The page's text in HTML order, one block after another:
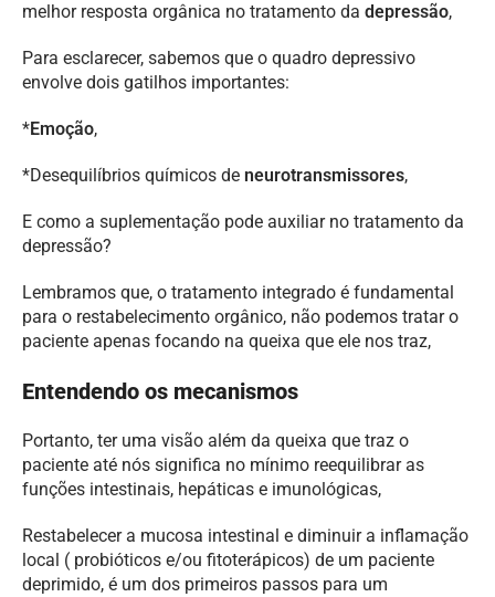
melhor resposta orgânica no tratamento da depressão,
Para esclarecer, sabemos que o quadro depressivo
envolve dois gatilhos importantes:
*Emoção,
*Desequilíbrios químicos de neurotransmissores,
E como a suplementação pode auxiliar no tratamento da
depressão?
Lembramos que, o tratamento integrado é fundamental
para o restabelecimento orgânico, não podemos tratar o
paciente apenas focando na queixa que ele nos traz,
Entendendo os mecanismos
Portanto, ter uma visão além da queixa que traz o
paciente até nós significa no mínimo reequilibrar as
funções intestinais, hepáticas e imunológicas,
Restabelecer a mucosa intestinal e diminuir a inflamação
local ( probióticos e/ou fitoterápicos) de um paciente
deprimido, é um dos primeiros passos para um